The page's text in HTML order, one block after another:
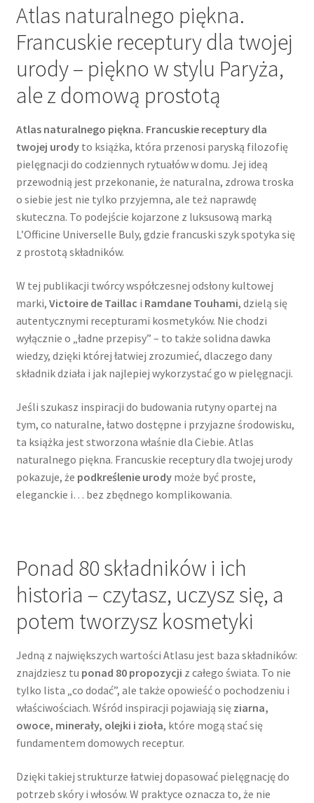
Atlas naturalnego piękna.
Francuskie receptury dla twojej
urody – piękno w stylu Paryża,
ale z domową prostotą
Atlas naturalnego piękna. Francuskie receptury dla
twojej urodyto książka, która przenosi paryską filozofię
pielęgnacji do codziennych rytuałów w domu. Jej ideą
przewodnią jest przekonanie, że naturalna, zdrowa troska
o siebie jest nie tylko przyjemna, ale też naprawdę
skuteczna. To podejście kojarzone z luksusową marką
L’Officine Universelle Buly, gdzie francuski szyk spotyka się
z prostotą składników.
W tej publikacji twórcy współczesnej odsłony kultowej
marki, Victoire de Taillac i Ramdane Touhami, dzielą się
autentycznymi recepturami kosmetyków. Nie chodzi
wyłącznie o „ładne przepisy” – to także solidna dawka
wiedzy, dzięki której łatwiej zrozumieć, dlaczego dany
składnik działa i jak najlepiej wykorzystać go w pielęgnacji.
Jeśli szukasz inspiracji do budowania rutyny opartej na
tym, co naturalne, łatwo dostępne i przyjazne środowisku,
ta książka jest stworzona właśnie dla Ciebie. Atlas
naturalnego piękna. Francuskie receptury dla twojej urody
pokazuje, że podkreślenie urodymoże być proste,
eleganckie i… bez zbędnego komplikowania.
Ponad 80 składników i ich
historia – czytasz, uczysz się, a
potem tworzysz kosmetyki
Jedną z największych wartości Atlasu jest baza składników:
znajdziesz tu ponad 80 propozycji z całego świata. To nie
tylko lista „co dodać”, ale także opowieść o pochodzeniu i
właściwościach. Wśród inspiracji pojawiają się ziarna,
owoce, minerały, olejki i zioła, które mogą stać się
fundamentem domowych receptur.
Dzięki takiej strukturze łatwiej dopasować pielęgnację do
potrzeb skóry i włosów. W praktyce oznacza to, że nie